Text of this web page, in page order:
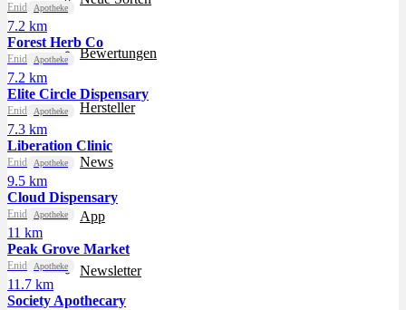
Bewertungen
Hersteller
News
App
Newsletter
Enid Apotheke
7.2 km
Forest Herb Co
Enid Apotheke
7.2 km
Elite Circle Dispensary
Enid Apotheke
7.3 km
Liberation Clinic
Enid Apotheke
9.5 km
Cloud Dispensary
Enid Apotheke
11 km
Peak Grove Market
Enid Apotheke
11.7 km
Society Apothecary